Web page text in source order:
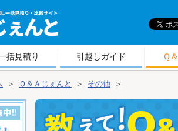
んと
括見積り 引越しガイド Ｑ
＞ Ｑ＆Ａじぇんと ＞ その他 ＞